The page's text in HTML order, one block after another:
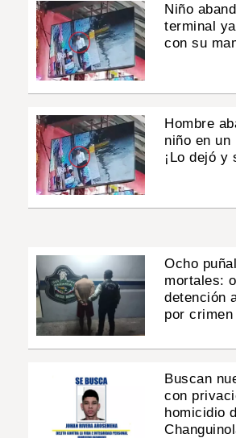
Niño
terminal
con su
Hombre
niño en un
¡Lo dejó y
Ocho
mortales:
detención
por
Buscan
con
homicidio